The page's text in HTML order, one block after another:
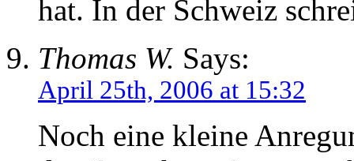
hat. In der Schweiz
Thomas W. Says:
April 25th, 2006 at 15:32
Noch eine kleine